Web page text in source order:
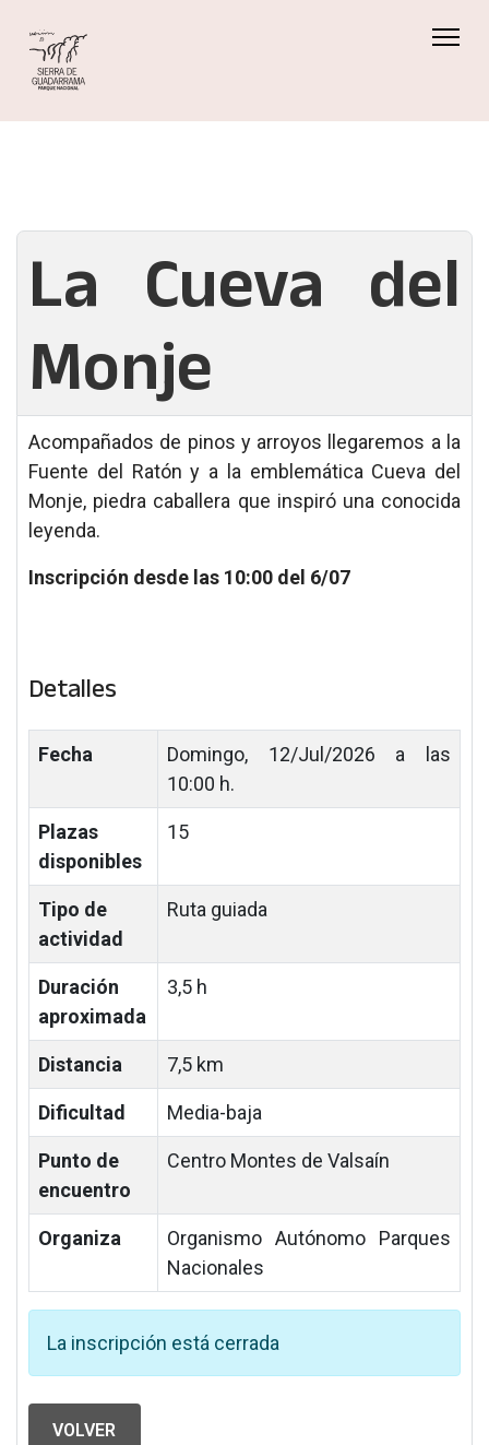
La Cueva del
Monje
Acompañados de pinos y arroyos llegaremos a la
Fuente del Ratón y a la emblemática Cueva del
Monje, piedra caballera que inspiró una conocida
leyenda.
Inscripción desde las 10:00 del 6/07
Detalles
Fecha
Domingo, 12/Jul/2026 a las
10:00 h.
Plazas
disponibles
15
Tipo de
actividad
Ruta guiada
Duración
aproximada
3,5 h
Distancia 7,5 km
Dificultad Media-baja
Punto de
encuentro
Centro Montes de Valsaín
Organiza
Organismo Autónomo Parques
Nacionales
La inscripción está cerrada
VOLVER